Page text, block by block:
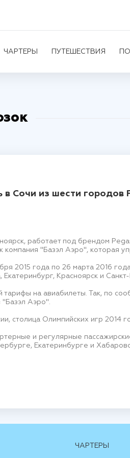
ЧАРТЕРЫ ПУТЕШЕСТВИЯ
в Сочи из шести городов
работает под брендом
"Базэл Аэро", которая
2015 года по 26 марта 2016
Красноярск и
на авиабилеты. Так, по
"Базэл Аэро".
столица Олимпийских игр 2014
и регулярные
Екатеринбурге и
ЧАРТЕРЫ